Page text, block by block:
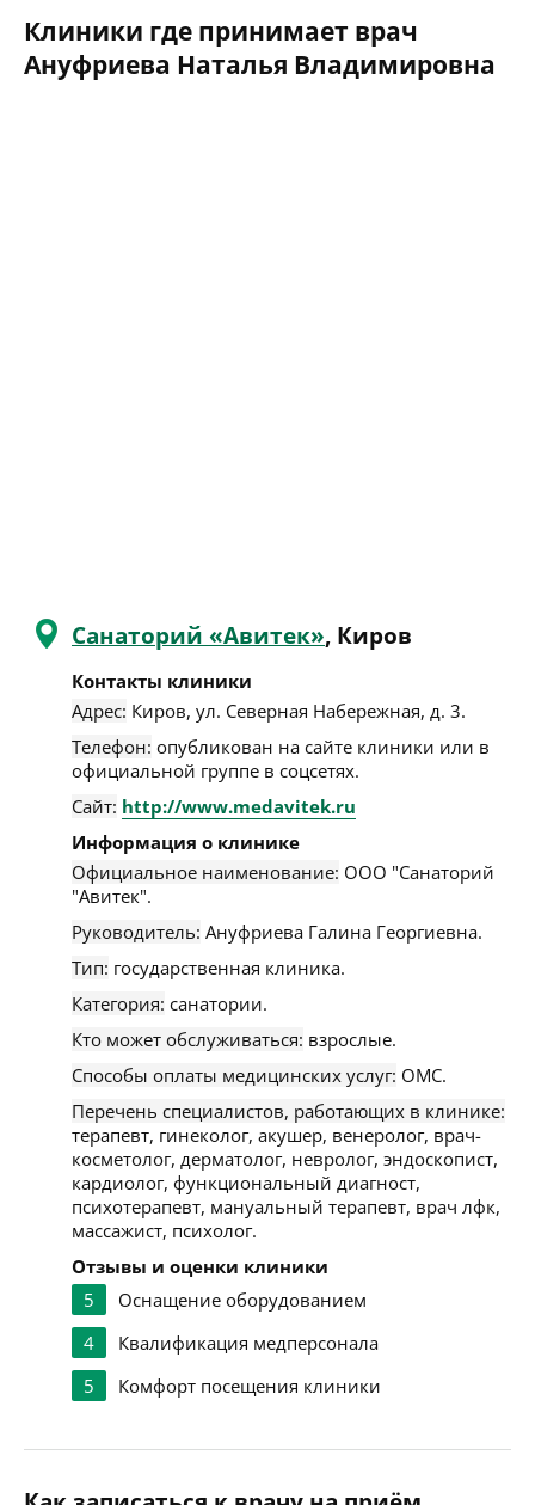
Клиники где принимает врач
Ануфриева Наталья Владимировна
Санаторий «Авитек», Киров
Контакты клиники
Адрес: Киров, ул. Северная Набережная, д. 3.
Телефон: опубликован на сайте клиники или в
официальной группе в соцсетях.
Сайт: http://www.medavitek.ru
Информация о клинике
Официальное наименование: ООО "Санаторий
"Авитек".
Руководитель: Ануфриева Галина Георгиевна.
Тип: государственная клиника.
Категория: санатории.
Кто может обслуживаться: взрослые.
Способы оплаты медицинских услуг: ОМС.
Перечень специалистов, работающих в клинике:
терапевт, гинеколог, акушер, венеролог, врач-
косметолог, дерматолог, невролог, эндоскопист,
кардиолог, функциональный диагност,
психотерапевт, мануальный терапевт, врач лфк,
массажист, психолог.
Отзывы и оценки клиники
5
Оснащение оборудованием
4
Квалификация медперсонала
5
Комфорт посещения клиники